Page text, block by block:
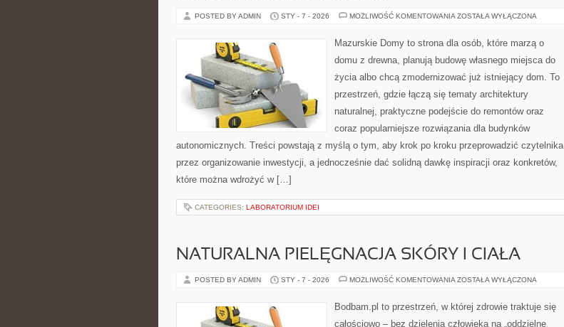
POSTED BY ADMIN STY - 7 - 2026 MOŻLIWOŚĆ KOMENTOWANIA PRACE
ZOSTAŁA WYŁĄCZONA
Mazurskie Domy to strona dla osób, które marzą o
domu z drewna, planują budowę własnego miejsca do
życia albo chcą zmodernizować już istniejący dom. To
przestrzeń, gdzie łączą się tematy architektury
naturalnej, praktyczne podejście do remontów oraz
coraz popularniejsze rozwiązania dla budynków
autonomicznych. Treści powstają z myślą o tym, aby krok po kroku przeprowadzić czytelnika
przez organizowanie inwestycji, a jednocześnie dać solidną dawkę inspiracji oraz konkretów,
które można wdrożyć w […]
CATEGORIES: LABORATORIUM IDEI
NATURALNA PIELĘGNACJA SKÓRY I CIAŁA
POSTED BY ADMIN STY - 7 - 2026 MOŻLIWOŚĆ KOMENTOWANIA NATURALNA
I
CIAŁA
ZOSTAŁA WYŁĄCZONA
Bodbam.pl to przestrzeń, w której zdrowie traktuje się
całościowo – bez dzielenia człowieka na „oddzielne